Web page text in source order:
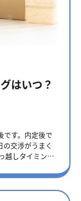
あわせて確認し
さが気になる場
、買い物や食
件は、夜間の
なたの今後の
、ドラッグス
、安心して過ご
安心です。最
テムも増えて
物件も出てきて
防犯上のリスク
明記されていま
込みの前にそ
の購入費用に
タートにおい
可能性も高いで
ましょう。 仲
でしょう。仲介
、退去時のクリ
ラインの各種
仲介手
。 ＜お
ラマビューあ
も可能です。
割引も受けら
ています。
り、自分の都合
方法 第6
く、生活スタイ
ても、間取り
うな使い方がで
の広さや配置
視点で生活のし
るよう、以下3
が目安です。こ
慮し、できるだ
はいつ？
です。内定後で
交渉がうまく
い方はぜひ最後